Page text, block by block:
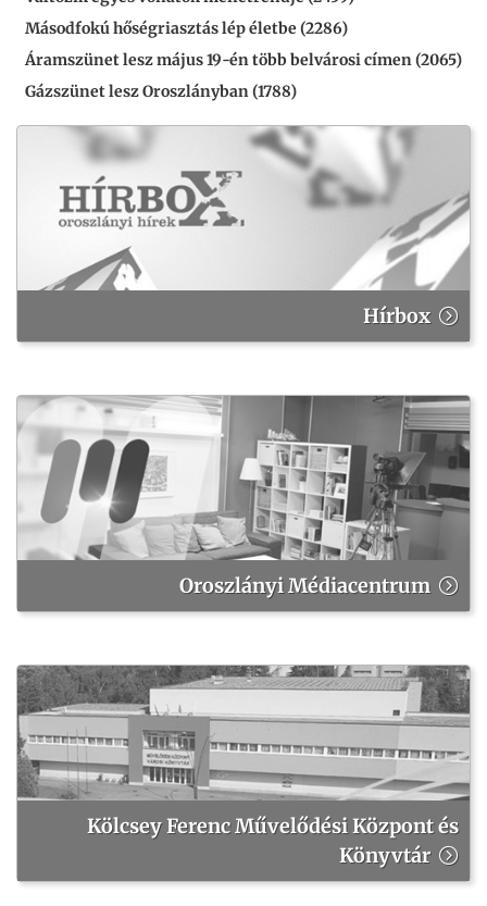
Másodfokú hőségriasztás lép életbe (2286)
Áramszünet lesz május 19-én több belvárosi címen (2065)
Gázszünet lesz Oroszlányban (1788)
Hírbox
Oroszlányi Médiacentrum
Kölcsey Ferenc Művelődési Központ és
Könyvtár